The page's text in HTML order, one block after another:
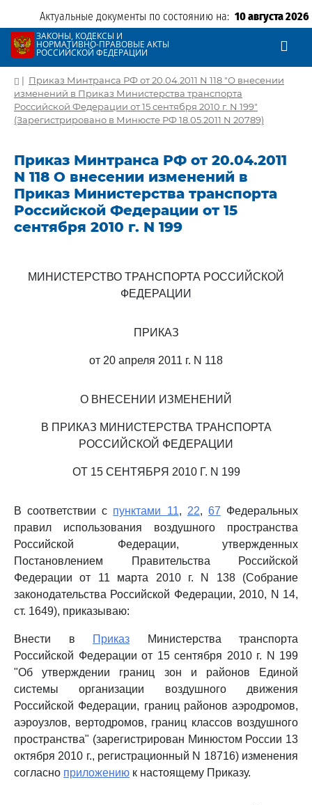
Актуальные документы по состоянию на: 10 августа 2026
ЗАКОНЫ, КОДЕКСЫ И
НОРМАТИВНО-ПРАВОВЫЕ АКТЫ
РОССИЙСКОЙ ФЕДЕРАЦИИ
| Приказ Минтранса РФ от 20.04.2011 N 118 "О внесении
изменений в Приказ Министерства транспорта
Российской Федерации от 15 сентября 2010 г. N 199"
(Зарегистрировано в Минюсте РФ 18.05.2011 N 20789)
Приказ Минтранса РФ от 20.04.2011
N 118 О внесении изменений в
Приказ Министерства транспорта
Российской Федерации от 15
сентября 2010 г. N 199
МИНИСТЕРСТВО ТРАНСПОРТА РОССИЙСКОЙ
ФЕДЕРАЦИИ
ПРИКАЗ
от 20 апреля 2011 г. N 118
О ВНЕСЕНИИ ИЗМЕНЕНИЙ
В ПРИКАЗ МИНИСТЕРСТВА ТРАНСПОРТА
РОССИЙСКОЙ ФЕДЕРАЦИИ
ОТ 15 СЕНТЯБРЯ 2010 Г. N 199
В соответствии с пунктами 11, 22, 67 Федеральных
правил использования воздушного пространства
Российской Федерации, утвержденных
Постановлением Правительства Российской
Федерации от 11 марта 2010 г. N 138 (Собрание
законодательства Российской Федерации, 2010, N 14,
ст. 1649), приказываю:
Внести в Приказ Министерства транспорта
Российской Федерации от 15 сентября 2010 г. N 199
"Об утверждении границ зон и районов Единой
системы организации воздушного движения
Российской Федерации, границ районов аэродромов,
аэроузлов, вертодромов, границ классов воздушного
пространства" (зарегистрирован Минюстом России 13
октября 2010 г., регистрационный N 18716) изменения
согласно приложению к настоящему Приказу.